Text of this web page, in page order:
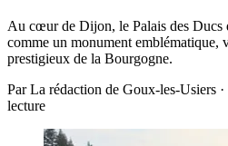
Au cœur de Dijon, le Palais des Ducs
comme un monument emblématique,
prestigieux de la Bourgogne.
Par La rédaction de Goux-les-Usiers
lecture